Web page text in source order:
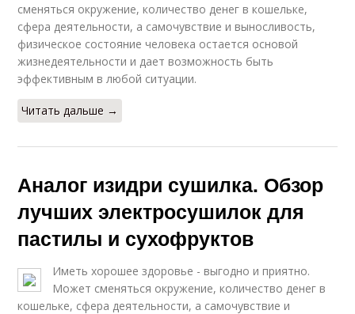
сменяться окружение, количество денег в кошельке,
сфера деятельности, а самочувствие и выносливость,
физическое состояние человека остается основой
жизнедеятельности и дает возможность быть
эффективным в любой ситуации.
Читать дальше →
Аналог изидри сушилка. Обзор
лучших электросушилок для
пастилы и сухофруктов
Иметь хорошее здоровье - выгодно и приятно.
Может сменяться окружение, количество денег в
кошельке, сфера деятельности, а самочувствие и